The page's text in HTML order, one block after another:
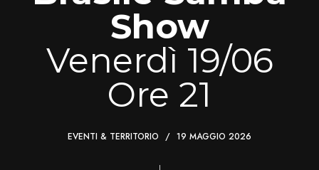
Show
Venerdì 19/06
Ore 21
EVENTI & TERRITORIO 19 MAGGIO 2026